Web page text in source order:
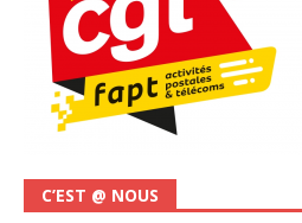
C’EST @ NOUS